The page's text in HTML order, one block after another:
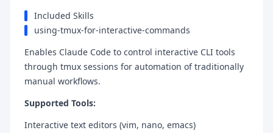
Included Skills
using-tmux-for-interactive-commands
Enables Claude Code to control interactive CLI tools
through tmux sessions for automation of traditionally
manual workflows.
Supported Tools:
Interactive text editors (vim, nano, emacs)